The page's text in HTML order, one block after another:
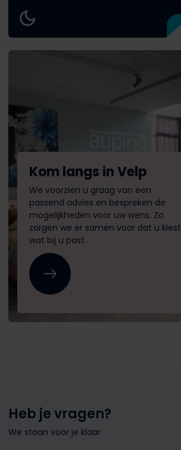
Kom langs in Velp
We voorzien u graag van een
passend advies en bespreken de
mogelijkheden voor uw wens. Zo
zorgen we er samen voor dat u kiest
wat bij u past.
Heb je vragen?
We staan voor je klaar